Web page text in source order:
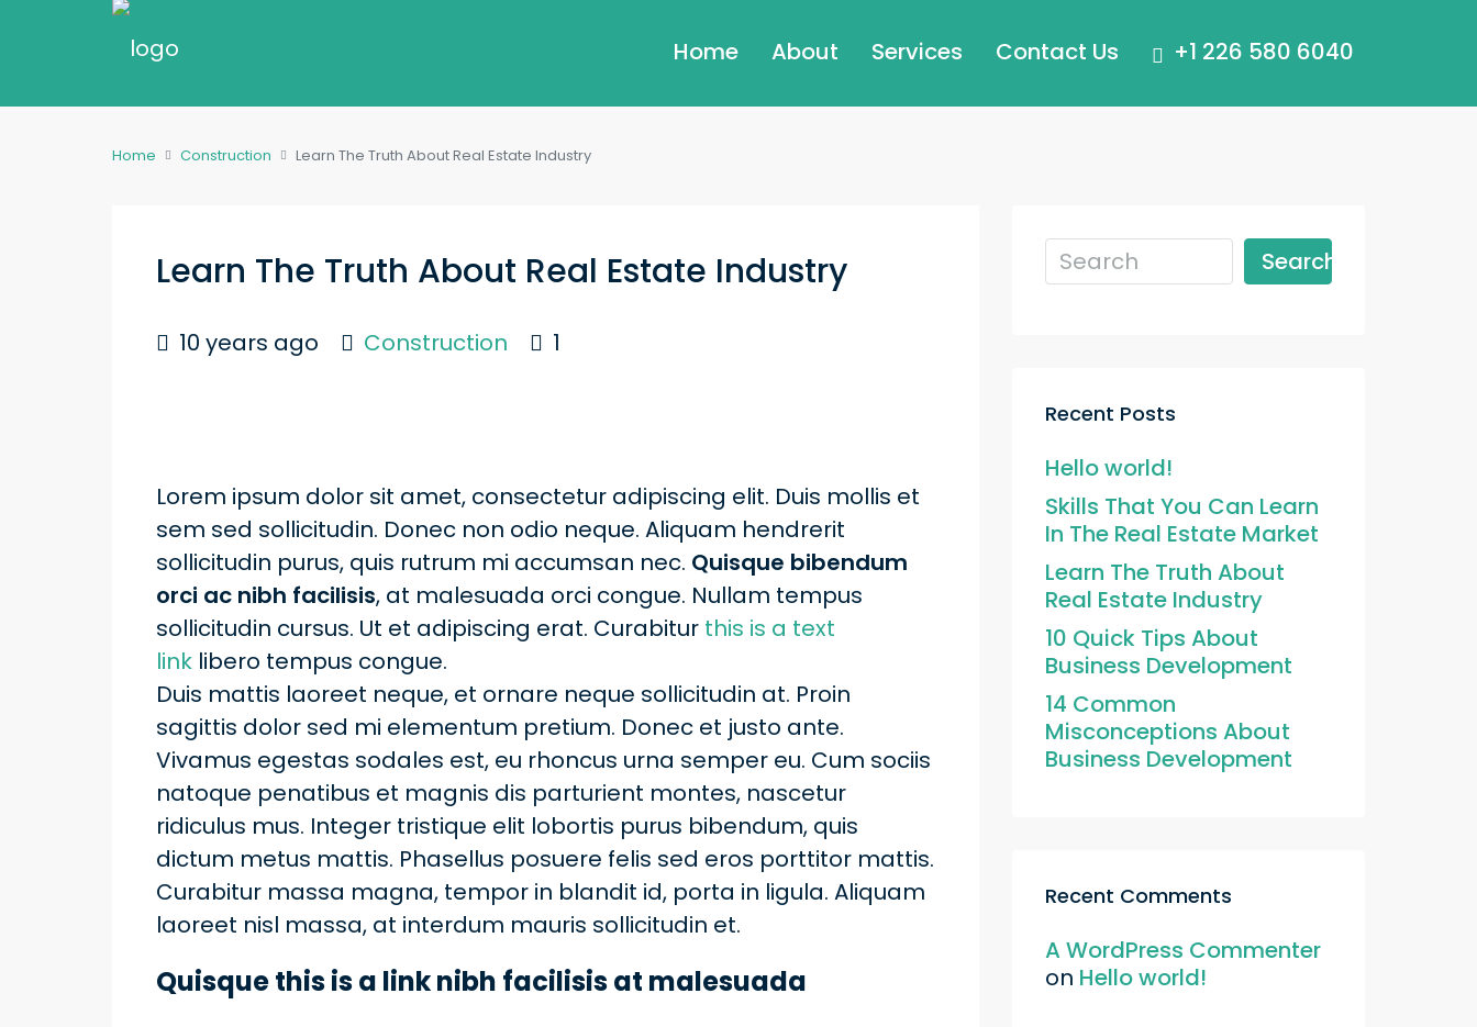
Home About Services Contact Us +1 226 580 6040
Home Construction Learn The Truth About Real Estate Industry
Learn The Truth About Real Estate Industry
10 years ago Construction 1
Lorem ipsum dolor sit amet, consectetur adipiscing elit. Duis mollis et
sem sed sollicitudin. Donec non odio neque. Aliquam hendrerit
sollicitudin purus, quis rutrum mi accumsan nec. Quisque bibendum
orci ac nibh facilisis, at malesuada orci congue. Nullam tempus
sollicitudin cursus. Ut et adipiscing erat. Curabitur this is a text
link libero tempus congue.
Duis mattis laoreet neque, et ornare neque sollicitudin at. Proin
sagittis dolor sed mi elementum pretium. Donec et justo ante.
Vivamus egestas sodales est, eu rhoncus urna semper eu. Cum sociis
natoque penatibus et magnis dis parturient montes, nascetur
ridiculus mus. Integer tristique elit lobortis purus bibendum, quis
dictum metus mattis. Phasellus posuere felis sed eros porttitor mattis.
Curabitur massa magna, tempor in blandit id, porta in ligula. Aliquam
laoreet nisl massa, at interdum mauris sollicitudin et.
Quisque this is a link nibh facilisis at malesuada
Search
Recent Posts
Hello world!
Skills That You Can Learn
In The Real Estate Market
Learn The Truth About
Real Estate Industry
10 Quick Tips About
Business Development
14 Common
Misconceptions About
Business Development
Recent Comments
A WordPress Commenter
on Hello world!